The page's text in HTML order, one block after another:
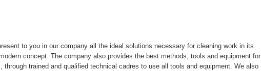
to you in our company all the ideal solutions necessary for cleaning work in its
concept. The company also provides the best methods, tools and equipment for
through trained and qualified technical cadres to use all tools and equipment. We also